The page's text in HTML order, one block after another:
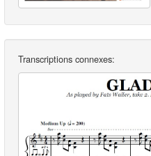
Transcriptions connexes: